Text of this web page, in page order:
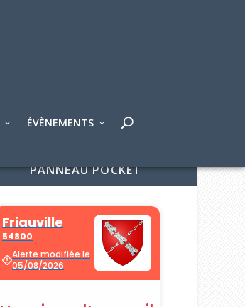
ÉVÈNEMENTS
PANNEAU POCKET